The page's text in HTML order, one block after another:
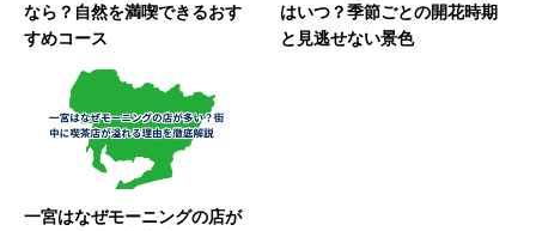
なら？自然を満喫できるおす
すめコース
はいつ？季節ごとの開花時期
と見逃せない景色
一宮はなぜモーニングの店が